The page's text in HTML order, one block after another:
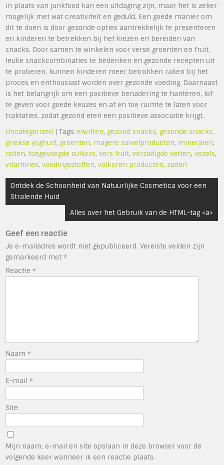
in plaats van junkfood kan een uitdaging zijn, maar het is zeker
mogelijk met wat creativiteit en geduld. Een goede manier om
dit te doen is door gezonde opties aantrekkelijk te presenteren
en kinderen te betrekken bij het kiezen en bereiden van
snacks. Door samen te winkelen voor verse groenten en fruit,
leuke snackcombinaties te bedenken en gezonde recepten uit
te proberen, kunnen kinderen meer betrokken raken bij het
proces en enthousiast worden over gezonde voeding. Daarnaast
is het belangrijk om een positieve benadering te hanteren, lof
te geven voor goede keuzes en af en toe ruimte te laten voor
traktaties, zodat gezond eten een positieve associatie krijgt.
Uncategorized | Tags:eiwitten,gezond snacks,gezonde snacks,
griekse yoghurt,groenten, magere zuivelproducten, mineralen,
noten,toegevoegde suikers,vers fruit,verzadigde vetten,vezels,
vitamines,voedingsstoffen,volkoren producten, zaden
Bericht
navigatie
Ontdek de Schoonheid van Natuurlijke Cosmetica voor een
Stralende Huid
Alles over het Gebruik van de HTML-tag <a>
Geef een reactie
Je e-mailadres wordt niet gepubliceerd. Vereiste velden zijn
gemarkeerd met*
Reactie*
Naam*
E-mail*
Site
Mijn naam, e-mail en site opslaan in deze browser voor de
volgende keer wanneer ik een reactie plaats.